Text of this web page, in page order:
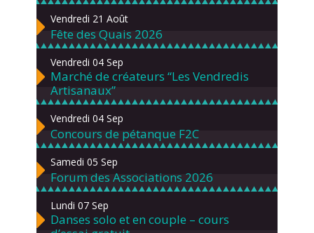
Vendredi 21 Août
Fête des Quais 2026
Vendredi 04 Sep
Marché de créateurs “Les Vendredis
Artisanaux”
Vendredi 04 Sep
Concours de pétanque F2C
Samedi 05 Sep
Forum des Associations 2026
Lundi 07 Sep
Danses solo et en couple – cours